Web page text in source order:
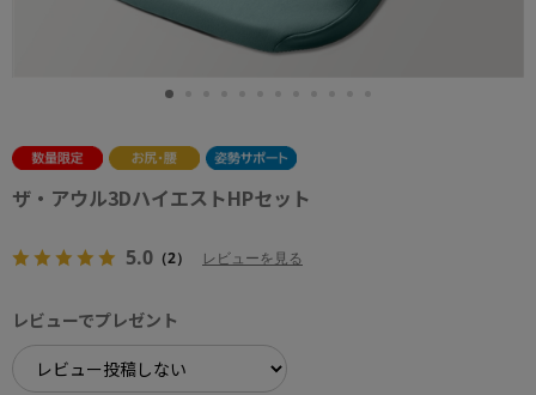
ザ・アウル3DハイエストHPセット
5.0 （2） レビューを見る
レビューでプレゼント